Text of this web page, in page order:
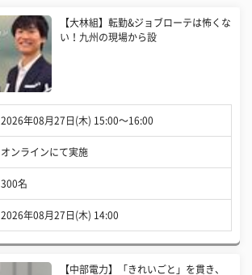
【大林組】転勤&ジョブローテは怖くな
い！九州の現場から設
2026年08月27日(木) 15:00〜16:00
オンラインにて実施
300名
2026年08月27日(木) 14:00
【中部電力】「きれいごと」を貫き、